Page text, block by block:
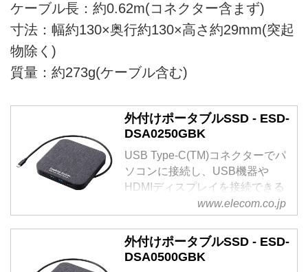
ケーブル長：約0.62m(コネクター含まず)
寸法：幅約130×奥行約130×高さ約29mm(突起
物除く)
質量：約273g(ケーブル含む)
外付けポータブルSSD - ESD-
DSA0250GBK
USB Type-C(TM)コネクターでパ
ソコンに接続し、USB機器や
HDMIディスプレイを接続できる
ドッキングステーションの機能を
搭載。読み込み最大400MB/s、書
き込み最大320MB/sの高速データ
転送を実現するUSB3.2(Gen1)対
www.elecom.co.jp
外付けポータブルSSD - ESD-
DSA0500GBK